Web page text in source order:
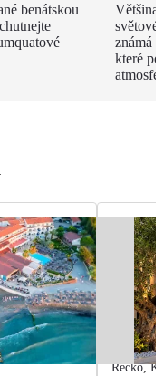
benátskou
Většina
známá
které
Řecko,